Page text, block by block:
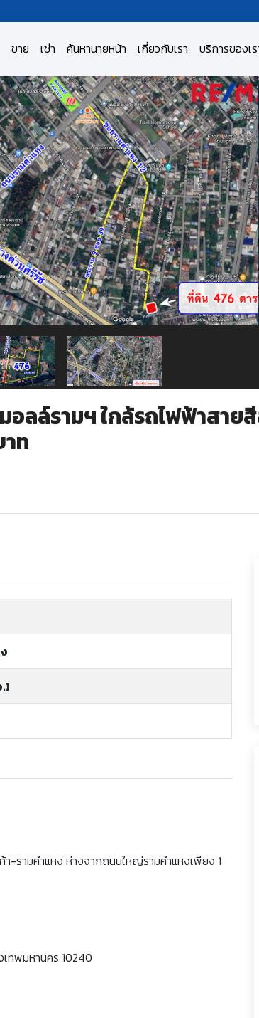
ขาย เช่า ค้นหานายหน้า เกี่ยวกับเรา บริการของเ
อลล์รามฯ ใกล้รถไฟฟ้าสา
ท
รามคำแหง ห่างจากถนนใหญ่รามคำแหงเพียง 1
ทพมหานคร 10240